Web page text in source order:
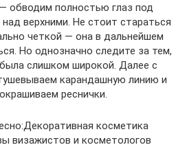
обводим полностью глаз под
верхними. Не стоит стараться
четкой — она в дальнейшем
Но однозначно следите за тем,
слишком широкой. Далее с
карандашную линию и
реснички.
косметика
визажистов и косметологов